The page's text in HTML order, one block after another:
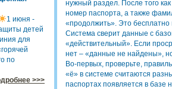
1 июня -
детей
для
по
>>>
нужный раздел. После того
номер паспорта, а также
«продолжить». Это бесплатно
Система сверит данные с
«действительный». Если
нет – «данные не найдены»,
Во-первых, проверьте,
«ё» в системе считаются
паспортах появляется в базе